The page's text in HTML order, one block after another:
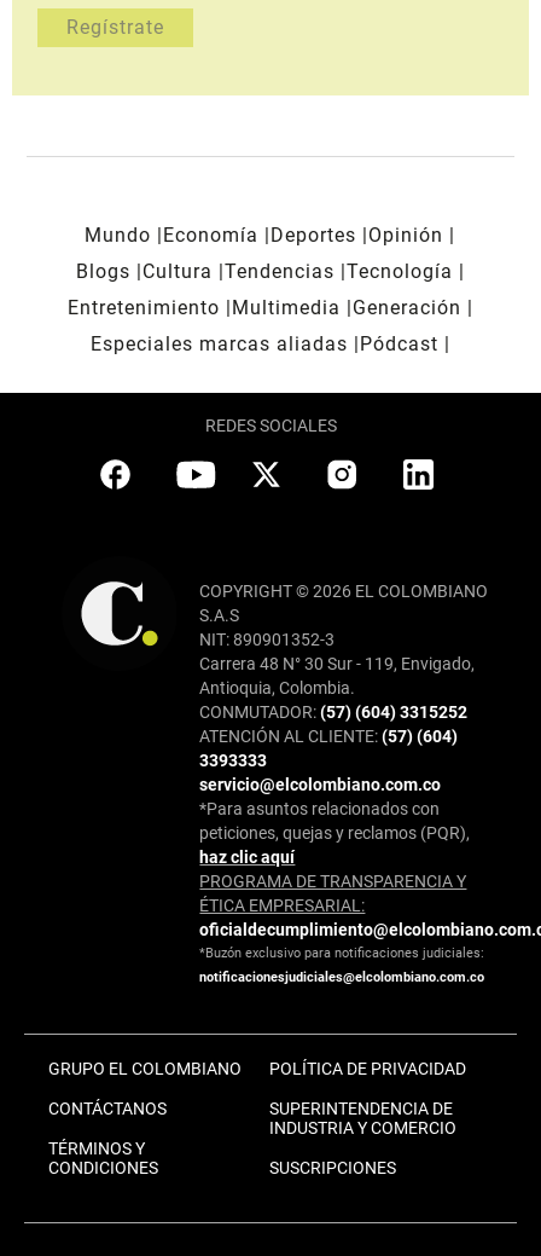
Mundo Economía Deportes
Opinión
Blogs
Cultura Tendencias Tecnología
Entretenimiento
Multimedia
Generación
Especiales marcas aliadas
Pódcast
REDES SOCIALES
COPYRIGHT © 2026 EL COLOMBIANO
S.A.S
NIT: 890901352-3
Carrera 48 N° 30 Sur - 119, Envigado,
Antioquia, Colombia.
CONMUTADOR:(57) (604) 3315252
ATENCIÓN AL CLIENTE:(57) (604)
3393333
servicio@elcolombiano.com.co
*Para asuntos relacionados con
peticiones, quejas y reclamos (PQR),
haz clic aquí
PROGRAMA DE TRANSPARENCIA Y
ÉTICA EMPRESARIAL:
*Buzón exclusivo para notificaciones judiciales:
notificacionesjudiciales@elcolombiano.com.co
GRUPO EL COLOMBIANO
CONTÁCTANOS
TÉRMINOS Y
CONDICIONES
POLÍTICA DE PRIVACIDAD
SUPERINTENDENCIA DE
INDUSTRIA Y COMERCIO
SUSCRIPCIONES